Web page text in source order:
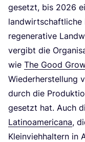
gesetzt, bis 2026
land­wirt­schaft­li­che
rege­ne­ra­ti­ve
ver­gibt die
wie The Good
Wie­der­her­stel­lung
durch die
gesetzt hat. Auch
Lati­no­ame­ri­ca­na,
Klein­vieh­hal­tern in